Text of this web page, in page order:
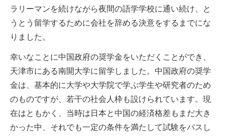
ラリーマンを続けながら夜間の語学学校に通い続け、と
うとう留学するために会社を辞める決意をするまでにな
りました。
幸いなことに中国政府の奨学金をいただくことができ、
天津市にある南開大学に留学しました。中国政府の奨学
金は、基本的に大学や大学院で学ぶ学生や研究者のため
のものですが、若干の社会人枠も設けられています。現
在はともかく、当時は日本と中国の経済格差もまだ大き
かった中、それでも一定の条件を満たして試験をパスし